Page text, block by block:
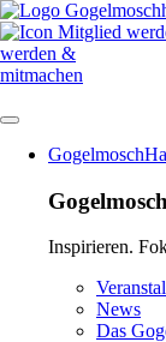
werden &
mitmachen
überspringen
Inspirieren.
Navigation
überspringen
News
Das